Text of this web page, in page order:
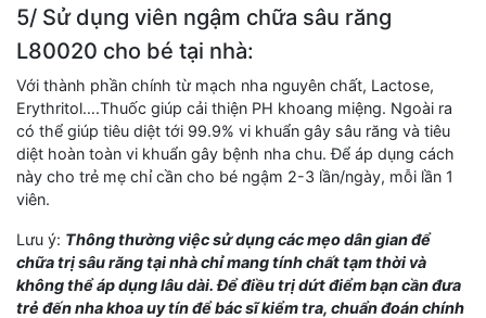
5/ Sử dụng viên ngậm chữa sâu răng
L80020 cho bé tại nhà:
Với thành phần chính từ mạch nha nguyên chất, Lactose,
Erythritol….Thuốc giúp cải thiện PH khoang miệng. Ngoài ra
có thể giúp tiêu diệt tới 99.9% vi khuẩn gây sâu răng và tiêu
diệt hoàn toàn vi khuẩn gây bệnh nha chu. Để áp dụng cách
này cho trẻ mẹ chỉ cần cho bé ngậm 2-3 lần/ngày, mỗi lần 1
viên.
Lưu ý: Thông thường việc sử dụng các mẹo dân gian để
chữa trị sâu răng tại nhà chỉ mang tính chất tạm thời và
không thể áp dụng lâu dài. Để điều trị dứt điểm bạn cần đưa
trẻ đến nha khoa uy tín để bác sĩ kiểm tra, chuẩn đoán chính